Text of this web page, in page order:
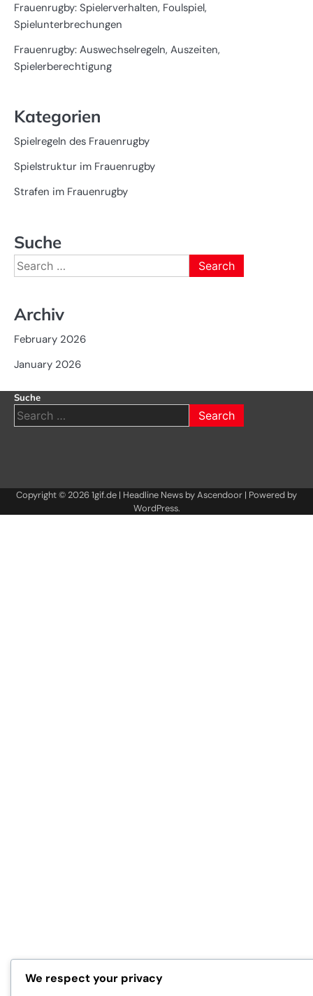
Frauenrugby: Spielerverhalten, Foulspiel,
Spielunterbrechungen
Frauenrugby: Auswechselregeln, Auszeiten,
Spielerberechtigung
Kategorien
Spielregeln des Frauenrugby
Spielstruktur im Frauenrugby
Strafen im Frauenrugby
Suche
Search
for:
Archiv
February 2026
January 2026
Suche
Search
for:
Copyright © 20261gif.de | Headline News byAscendoor | Powered by
WordPress.
We respect your privacy